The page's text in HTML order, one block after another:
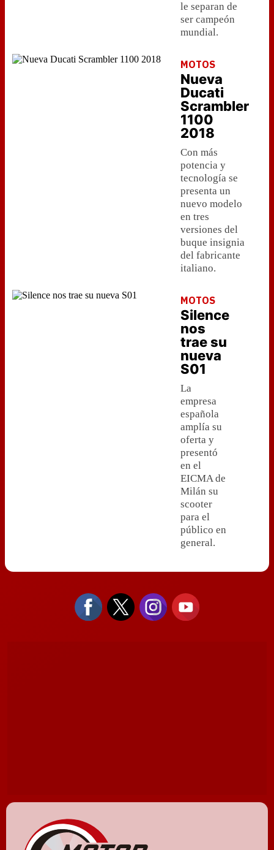
le separan de
ser campeón
mundial.
MOTOS
Nueva
Ducati
Scrambler
1100
2018
Con más
potencia y
tecnología se
presenta un
nuevo modelo
en tres
versiones del
buque insignia
del fabricante
italiano.
MOTOS
Silence
nos
trae su
nueva
S01
La
empresa
española
amplía su
oferta y
presentó
en el
EICMA de
Milán su
scooter
para el
público en
general.